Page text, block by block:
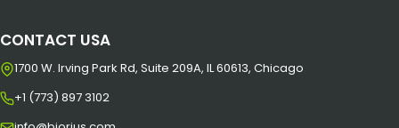
CONTACT USA
1700 W. Irving Park Rd, Suite 209A, IL 60613, Chicago
+1 (773) 897 3102